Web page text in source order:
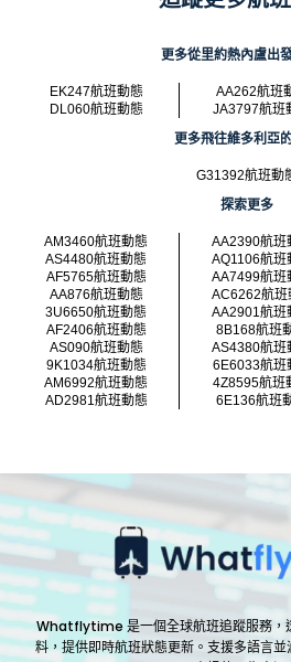
更多從里約熱內盧出
EK247航班動態
AA262航班
DL060航班動態
JA3797航班
更多飛往維多利亞
G31392航班動
探索更多
AM3460航班動態
AA2390航班
AS4480航班動態
AQ1106航班
AF5765航班動態
AA7499航班
AA876航班動態
AC6262航班
3U6650航班動態
AA2901航班
AF2406航班動態
8B168航班
AS090航班動態
AS4380航班
9K1034航班動態
6E6033航班
AM6992航班動態
4Z8595航班
AD2981航班動態
6E136航班
Whatflytime 是一個全球航班追蹤服務，
料，提供即時航班狀態更新。支援多語言